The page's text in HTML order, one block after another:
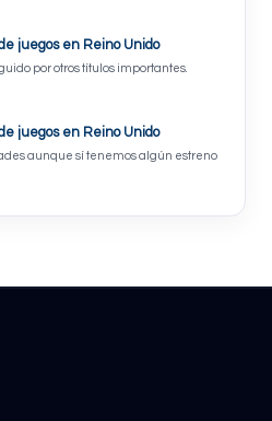
juegos en Reino Unido
por otros títulos importantes.
juegos en Reino Unido
aunque sí tenemos algún estreno